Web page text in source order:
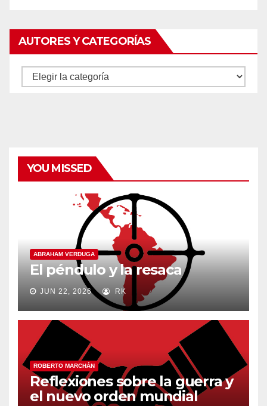
AUTORES Y CATEGORÍAS
Autores
YOU MISSED
ABRAHAM VERDUGA
El péndulo y la resaca
JUN 22, 2026 RK
ROBERTO MARCHÁN
Reflexiones sobre la guerra y
el nuevo orden mundial